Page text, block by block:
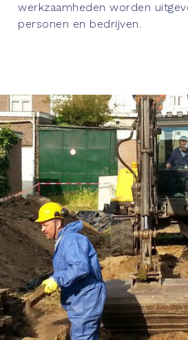
werkzaamheden worden
personen en bedrijven.